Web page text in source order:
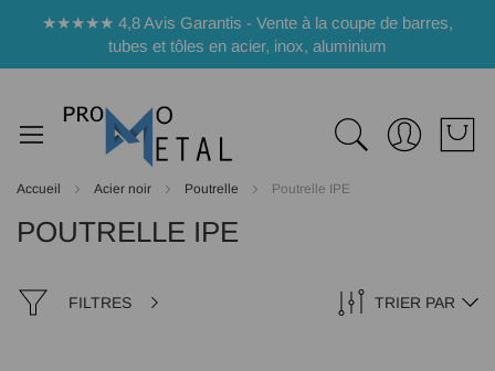
★★★★★ 4,8 Avis Garantis - Vente à la coupe de barres,
tubes et tôles en acier, inox, aluminium
Accueil Acier noir Poutrelle Poutrelle IPE
POUTRELLE IPE
FILTRES TRIER PAR